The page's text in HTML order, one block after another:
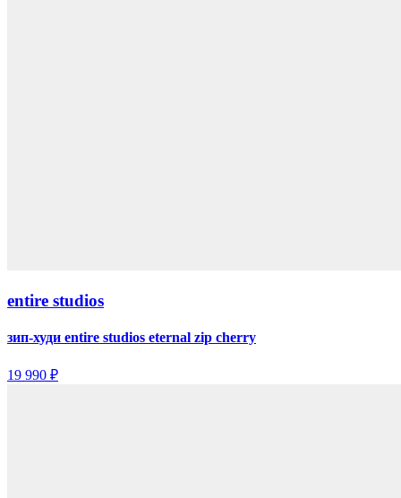
entire studios
зип-худи entire studios eternal zip cherry
19 990 ₽